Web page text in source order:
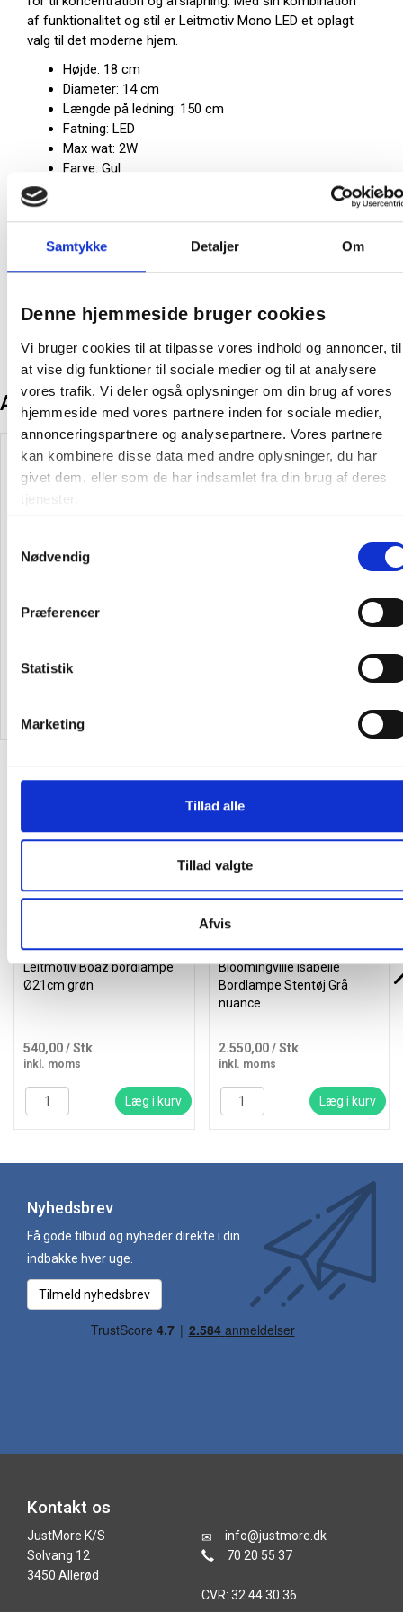
Samtykke Detaljer Om
Denne hjemmeside bruger cookies
Vi bruger cookies til at tilpasse vores indhold og annoncer, til
at vise dig funktioner til sociale medier og til at analysere
vores trafik. Vi deler også oplysninger om din brug af vores
hjemmeside med vores partnere inden for sociale medier,
annonceringspartnere og analysepartnere. Vores partnere
kan kombinere disse data med andre oplysninger, du har
givet dem, eller som de har indsamlet fra din brug af deres
tjenester.
Nødvendig
Præferencer
Statistik
Marketing
Tillad alle
Tillad valgte
Afvis
af funktionalitet og stil er Leitmotiv Mono LED et oplagt
valg til det moderne hjem.
Højde: 18 cm
Diameter: 14 cm
Længde på ledning: 150 cm
Fatning: LED
Max wat: 2W
Farve: Gul
På lager: 22 stk
Farve: Gul
Andre kunder købte også
inkl. moms
Gratis levering
Læg i kurv
Leitmotiv Boaz bordlampe
Ø21cm grøn
540,00/ Stk
inkl. moms
Læg i kurv
Gratis levering Fast lav pris
Bloomingville Isabelle
Bordlampe Stentøj Grå
nuance
2.550,00/ Stk
inkl. moms
Læg i kurv
Nyhedsbrev
Få gode tilbud og nyheder direkte i din
indbakke hver uge.
Tilmeld nyhedsbrev
Kontakt os
JustMore K/S
Solvang 12
3450 Allerød
info@justmore.dk
70 20 55 37
CVR: 32 44 30 36